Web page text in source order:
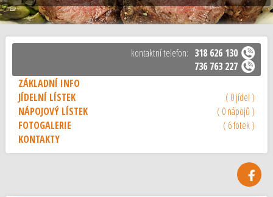
kontaktní telefon: 318 626 130
736 763 227
ZÁKLADNÍ INFO
JÍDELNÍ LÍSTEK
( 0 jídel )
NÁPOJOVÝ LÍSTEK
( 0 nápojů )
FOTOGALERIE
( 6 fotek )
KONTAKTY